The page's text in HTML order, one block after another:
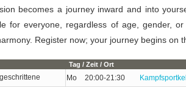
becomes a journey inward and into
for everyone, regardless of age, gender,
Register now; your journey begins on
Tag / Zeit / Ort
Mo 20:00-21:30